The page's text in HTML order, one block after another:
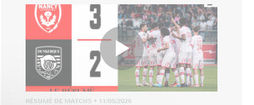
RÉSUMÉ DE MATCHS • 11/05/2026